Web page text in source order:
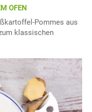
OFEN
Pommes aus
klassischen